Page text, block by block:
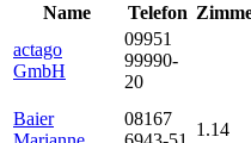
Name
Telefon
actago
GmbH
09951
99990-
20
Baier
08167
1.14